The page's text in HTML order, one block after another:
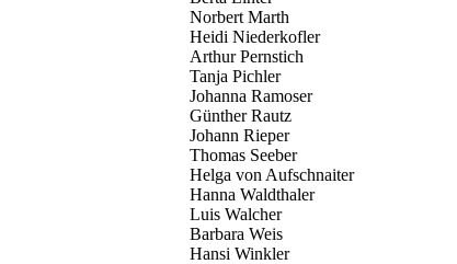
Norbert Marth
Heidi Niederkofler
Arthur Pernstich
Tanja Pichler
Johanna Ramoser
Günther Rautz
Johann Rieper
Thomas Seeber
Helga von Aufschnaiter
Hanna Waldthaler
Luis Walcher
Barbara Weis
Hansi Winkler